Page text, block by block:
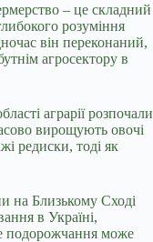
– це складний
розуміння
він переконаний,
агросектору в
аграрії розпочали
вирощують овочі
редиски, тоді як
на Близькому Сході
в Україні,
подорожчання може